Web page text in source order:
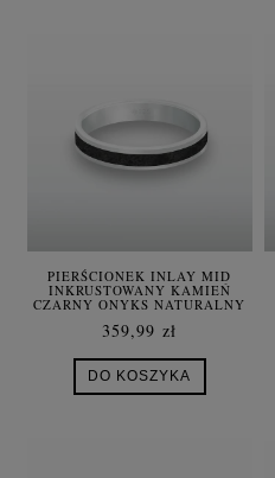
PIERŚCIONEK INLAY MID
INKRUSTOWANY KAMIEŃ
CZARNY ONYKS NATURALNY
359,99 zł
DO KOSZYKA